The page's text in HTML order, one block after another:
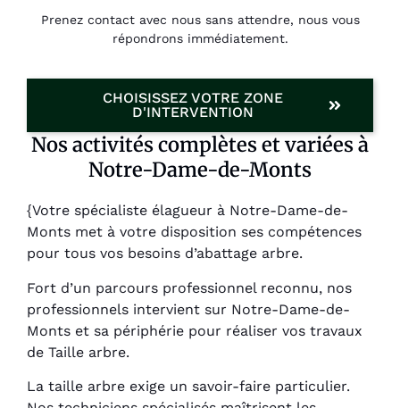
Prenez contact avec nous sans attendre, nous vous
répondrons immédiatement.
CHOISISSEZ VOTRE ZONE
D'INTERVENTION
Nos activités complètes et variées à
Notre-Dame-de-Monts
{Votre spécialiste élagueur à Notre-Dame-de-
Monts met à votre disposition ses compétences
pour tous vos besoins d’abattage arbre.
Fort d’un parcours professionnel reconnu, nos
professionnels intervient sur Notre-Dame-de-
Monts et sa périphérie pour réaliser vos travaux
de Taille arbre.
La taille arbre exige un savoir-faire particulier.